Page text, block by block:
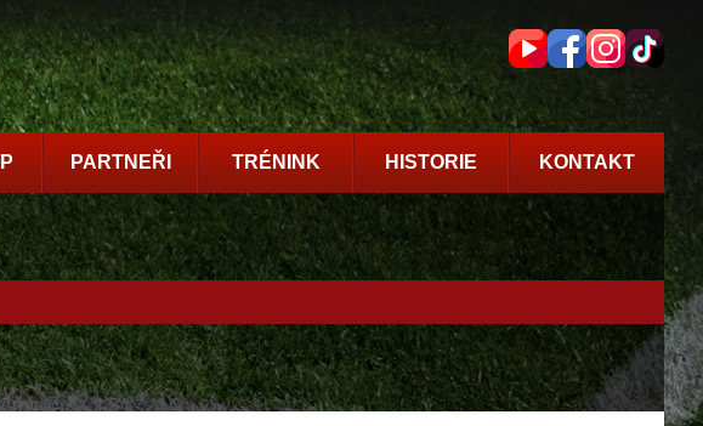
PARTNEŘI TRÉNINK HISTORIE KONTAKT